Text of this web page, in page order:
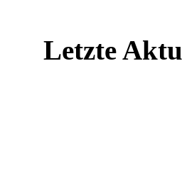
Letzte